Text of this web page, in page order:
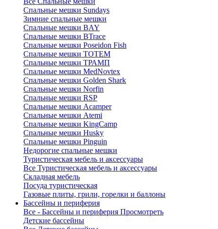
Спальные мешки Sundays
Зимние спальные мешки
Спальные мешки BAY
Спальные мешки BTrace
Спальные мешки Poseidon Fish
Спальные мешки ТОТЕМ
Спальные мешки ТРАМП
Cпальные мешки MedNovtex
Спальные мешки Golden Shark
Спальные мешки Norfin
Спальные мешки RSP
Спальные мешки Acamper
Спальные мешки Atemi
Спальные мешки KingCamp
Спальные мешки Husky
Спальные мешки Pinguin
Недорогие спальные мешки
Туристическая мебель и аксессуары
Все Туристическая мебель и аксессуары
Складная мебель
Посуда туристическая
Газовые плиты, грили, горелки и баллоны
Бассейны и периферия
Все - Бассейны и периферия Просмотреть
Детские бассейны